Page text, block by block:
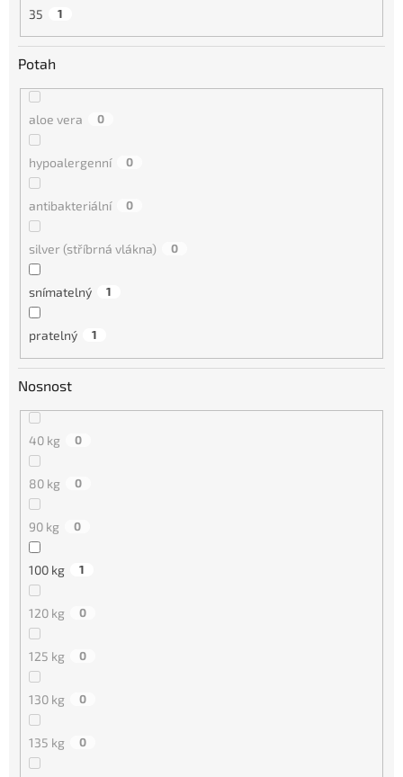
35 1
Potah
aloe vera 0
hypoalergenní 0
antibakteriální 0
silver (stříbrná vlákna) 0
snímatelný 1
pratelný 1
Nosnost
40 kg 0
80 kg 0
90 kg 0
100 kg 1
120 kg 0
125 kg 0
130 kg 0
135 kg 0